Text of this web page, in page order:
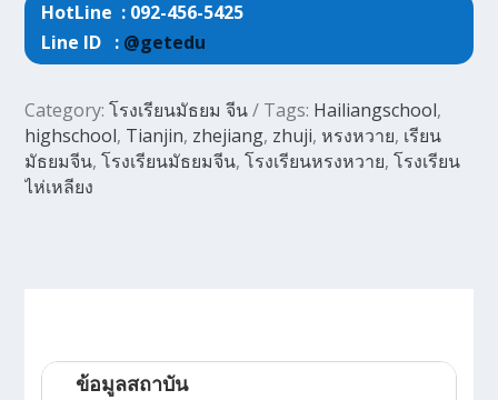
HotLine : 092-456-5425
Line ID : @getedu
Category:โรงเรียนมัธยม จีน Tags: Hailiangschool,
highschool, Tianjin, zhejiang, zhuji,หรงหวาย, เรียน
มัธยมจีน,โรงเรียนมัธยมจีน,โรงเรียนหรงหวาย,โรงเรียน
ไห่เหลียง
ข้อมูลสถาบัน